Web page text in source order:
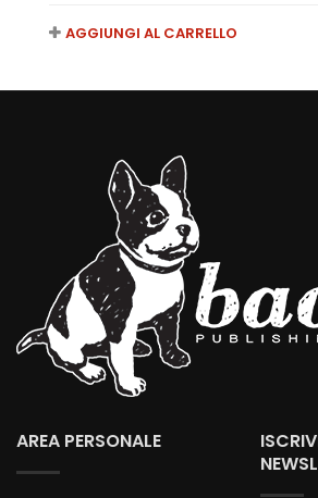
AGGIUNGI AL CARRELLO
AREA PERSONALE